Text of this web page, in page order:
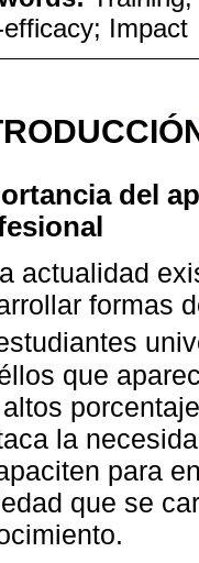
Impact
del
actualidad
formas
que
la
para
que se